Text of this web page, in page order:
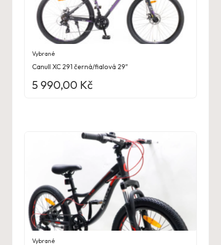
Vybrané
Canull XC 291 černá/fialová 29″
5 990,00 Kč
Vybrané